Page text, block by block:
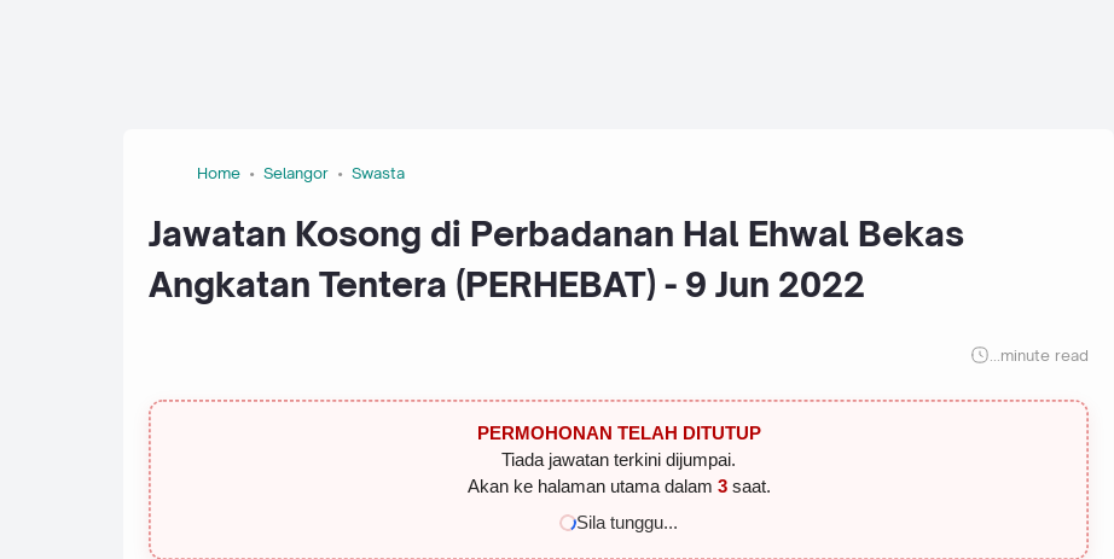
Home Selangor Swasta
Jawatan Kosong di Perbadanan Hal Ehwal Bekas
Angkatan Tentera (PERHEBAT) - 9 Jun 2022
minute read
PERMOHONAN TELAH DITUTUP
Tiada jawatan terkini dijumpai.
Akan ke halaman utama dalam 2saat.
Sila tunggu...